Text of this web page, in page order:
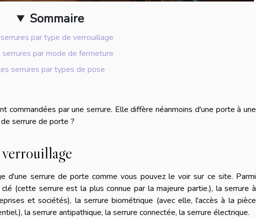
Sommaire
par type de verrouillage
serrures par mode de fermeture
serrures par types de pose
commandées par une serrure. Elle diffère néanmoins d'une porte à une
serrure de porte ?
d'une serrure de porte comme vous pouvez le voirsur ce site. Parmi
(cette serrure est la plus connue par la majeure partie.), la serrure à
et sociétés), la serrure biométrique (avec elle, l'accès à la pièce
la serrure antipathique, la serrure connectée, la serrure électrique.